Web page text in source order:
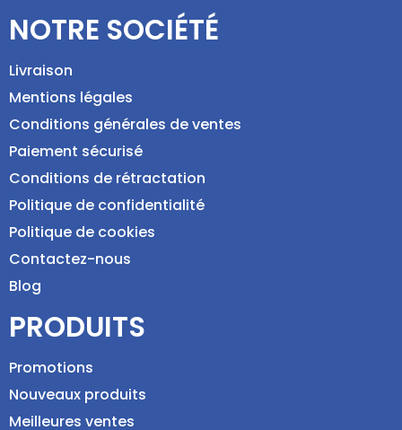
NOTRE SOCIÉTÉ
Livraison
Mentions légales
Conditions générales de ventes
Paiement sécurisé
Conditions de rétractation
Politique de confidentialité
Politique de cookies
Contactez-nous
Blog
PRODUITS
Promotions
Nouveaux produits
Meilleures ventes